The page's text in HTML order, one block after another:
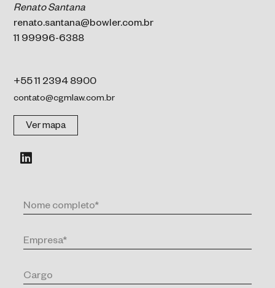
Renato Santana
renato.santana@bowler.com.br
11 99996-6388
+55 11 2394 8900
contato@cgmlaw.com.br
Ver mapa